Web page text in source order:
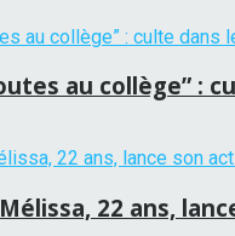
au collège” :
22 ans,